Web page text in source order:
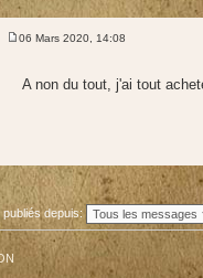
06 Mars 2020, 14:08
A non du tout, j'ai tout
depuis: